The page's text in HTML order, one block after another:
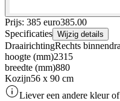
Prijs: 385 euro385.00
Specificaties Wijzig details
DraairichtingRechts
hoogte (mm)2315
breedte (mm)880
Kozijn56 x 90 cm
Liever een andere kleur